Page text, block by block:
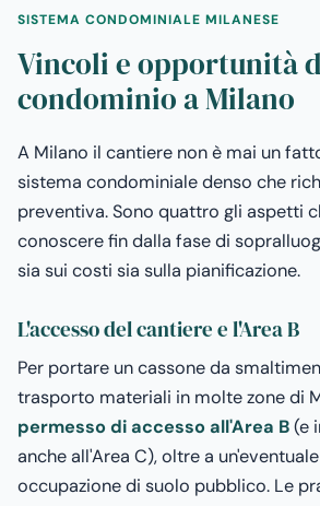
SISTEMA CONDOMINIALE MILANESE
Vincoli e opportunità
condominio a Milano
A Milano il cantiere non è mai un
sistema condominiale denso che
preventiva. Sono quattro gli aspetti
conoscere fin dalla fase di
sia sui costi sia sulla pianificazione.
L'accesso del cantiere e l'Area B
Per portare un cassone da
trasporto materiali in molte zone di
permesso di accesso all'Area B(e
anche all'Area C), oltre a
occupazione di suolo pubblico. Le